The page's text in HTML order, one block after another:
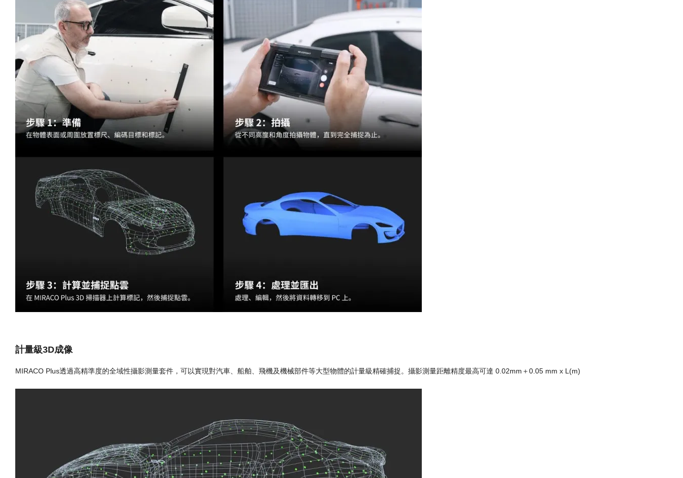
計量級3D成像
MIRACO Plus透過高精準度的全域性攝影測量套件，可以實現對汽車、船舶、飛機及機械部件等大型物體的計量級精確捕捉。攝影測量距離精度最高可達 0.02mm＋0.05 mm x L(m)